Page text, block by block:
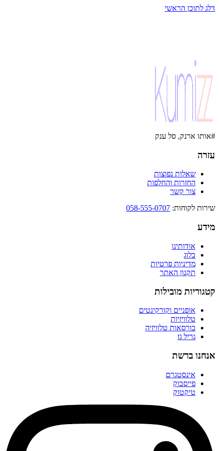
דלג לתוכן הראשי
#אותו ארנק, סל ענק
עזרה
שאלות נפוצות
החזרות והחלפות
צור קשר
שירות לקוחות:
058-555-0707
מידע
אודותינו
בלוג
מדיניות פרטיות
תקנון האתר
קטגוריות מובילות
אופניים וקורקינטים
טלוויזיות
כורסאות טלוויזיה
גריל גז
אנחנו ברשת
אינסטגרם
פייסבוק
טיקטוק